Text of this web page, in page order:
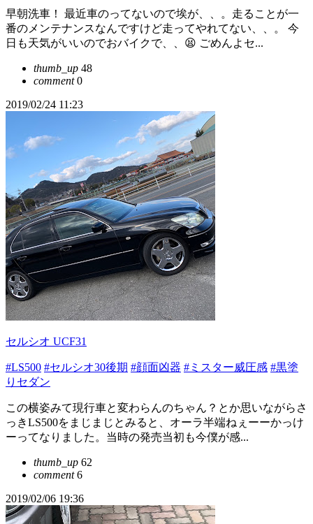
早朝洗車！ 最近車のってないので埃が、、。走ることが一
番のメンテナンスなんですけど走ってやれてない、、。 今
日も天気がいいのでおバイクで、、😫 ごめんよセ...
thumb_up 48
comment0
2019/02/24 11:23
セルシオ UCF31
#LS500 #セルシオ30後期 #顔面凶器 #ミスター威圧感 #黒塗
りセダン
この横姿みて現行車と変わらんのちゃん？とか思いながらさ
っきLS500をまじまじとみると、オーラ半端ねぇーーかっけ
ーってなりました。当時の発売当初も今僕が感...
thumb_up 62
comment6
2019/02/06 19:36